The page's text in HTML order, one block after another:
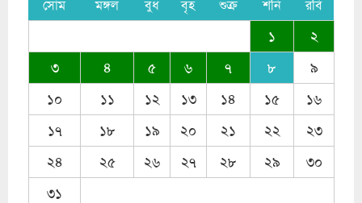
সোম মঙ্গল বুধ বৃহ শুক্র শনি রবি
১
২
৩
৪ ৫ ৬ ৭ ৮
৯
১০
১১ ১২ ১৩ ১৪ ১৫
১৬
১৭
১৮ ১৯ ২০ ২১ ২২
২৩
২৪
২৫ ২৬ ২৭ ২৮ ২৯
৩০
৩১